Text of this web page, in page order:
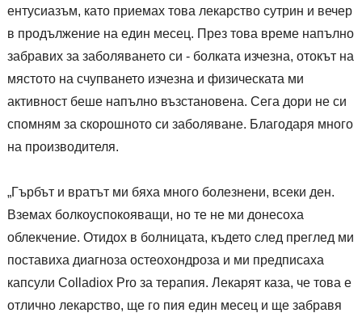
ентусиазъм, като приемах това лекарство сутрин и вечер
в продължение на един месец. През това време напълно
забравих за заболяването си - болката изчезна, отокът на
мястото на счупването изчезна и физическата ми
активност беше напълно възстановена. Сега дори не си
спомням за скорошното си заболяване. Благодаря много
на производителя.
„Гърбът и вратът ми бяха много болезнени, всеки ден.
Вземах болкоуспокояващи, но те не ми донесоха
облекчение. Отидох в болницата, където след преглед ми
поставиха диагноза остеохондроза и ми предписаха
капсули Colladiox Pro за терапия. Лекарят каза, че това е
отлично лекарство, ще го пия един месец и ще забравя